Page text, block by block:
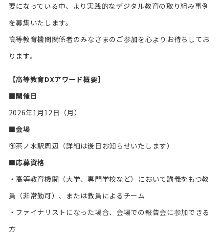
要になっている中、より実践的なデジタル教育の取り組み事例
を募集いたします。
高等教育機関関係者のみなさまのご参加を心よりお待ちしてお
ります。
【高等教育DXアワード概要】
■開催日
2026年1月12日（月）
■会場
御茶ノ水駅周辺（詳細は後日お知らせいたします）
■応募資格
・高等教育機関（大学、専門学校など）において講義をもつ教
員（非常勤可）、または教員によるチーム
・ファイナリストになった場合、会場での報告会に参加できる
方